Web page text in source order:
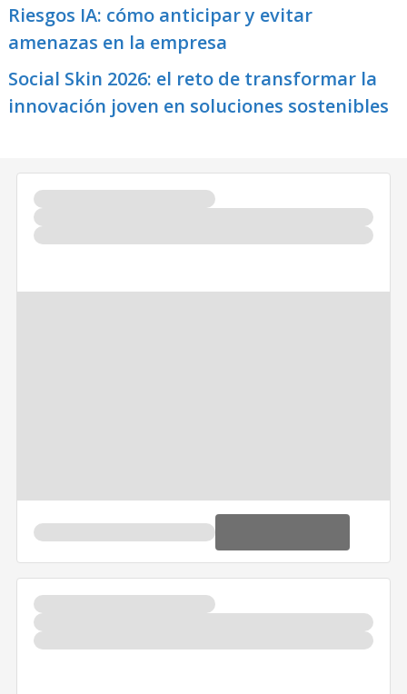
Riesgos IA: cómo anticipar y evitar
amenazas en la empresa
Social Skin 2026: el reto de transformar la
innovación joven en soluciones sostenibles